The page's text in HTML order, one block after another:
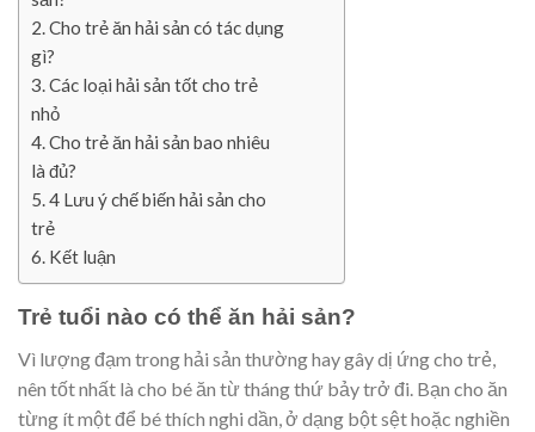
Cho trẻ ăn hải sản có tác dụng
gì?
Các loại hải sản tốt cho trẻ
nhỏ
Cho trẻ ăn hải sản bao nhiêu
là đủ?
4 Lưu ý chế biến hải sản cho
trẻ
Kết luận
Trẻ tuổi nào có thể ăn hải sản?
Vì lượng đạm trong hải sản thường hay gây dị ứng cho trẻ,
nên tốt nhất là cho bé ăn từ tháng thứ bảy trở đi. Bạn cho ăn
từng ít một để bé thích nghi dần, ở dạng bột sệt hoặc nghiền